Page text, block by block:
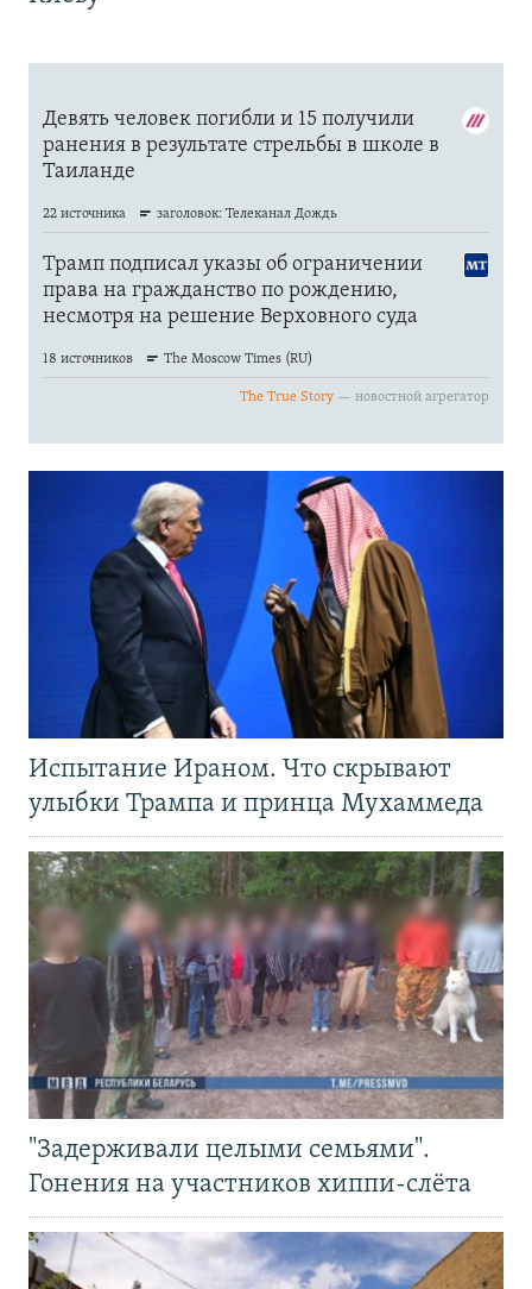
Испытание Ираном. Что скрывают
улыбки Трампа и принца Мухаммеда
"Задерживали целыми семьями".
Гонения на участников хиппи-слёта